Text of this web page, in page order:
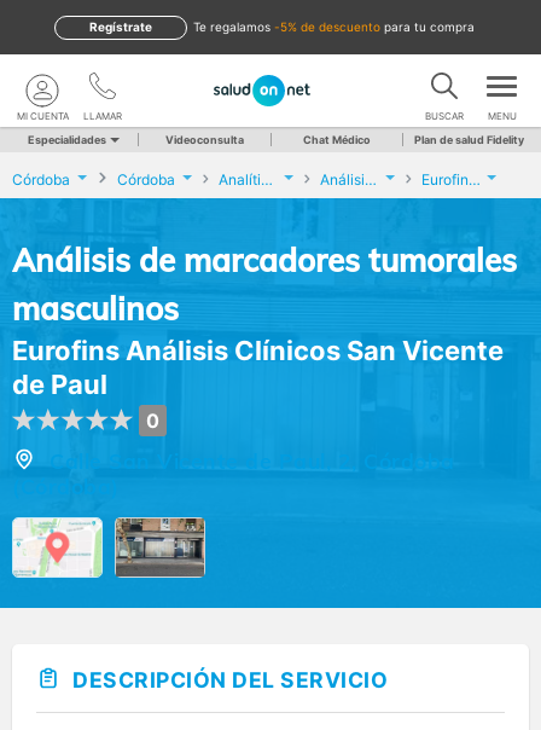
te regalamos -5% de descuento para tu compra
Regístrate
LLAMAR
MI CUENTA BUSCAR MENU
Especialidades Videoconsulta Chat Médico Plan de salud Fidelity
Córdoba Córdoba Analíticas y Genética Análisis de marcadores tumorales masculinos Eurofins Análisis Clínicos San Vicente de Paul
Análisis de marcadores tumorales
masculinos
Eurofins Análisis Clínicos San Vicente
de Paul
0
DESCRIPCIÓN DEL SERVICIO